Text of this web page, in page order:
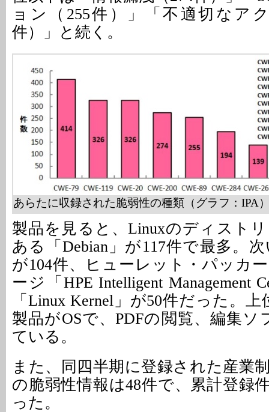
ョン（255件）」「不適切なア
件）」と続く。
あらたに収録された脆弱性の種類（グラフ：IPA
製品を見ると、Linuxのディスト
ある「Debian」が117件で最多。
が104件、ヒューレット・パッカ
ージ「HPE Intelligent Management
「Linux Kernel」が50件だった。
製品がOSで、PDFの閲覧、編集ソ
ている。
また、同四半期に登録された産業
の脆弱性情報は48件で、累計登録
った。